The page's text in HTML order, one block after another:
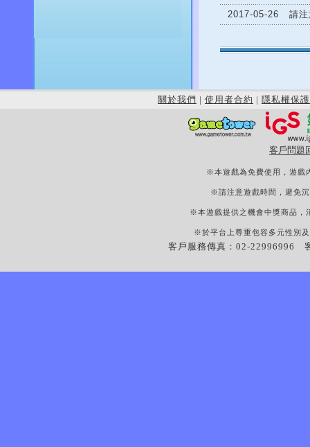
2017-05-26
請
關於我們 | 使用者合約 | 隱私權保護
客戶問題
※本遊戲為免費使用，遊戲
※請注意遊戲時間，避免
※本遊戲提供之機會中獎商品，
※於平台上尊重包容多元性別
客戶服務傳真：02-22996996